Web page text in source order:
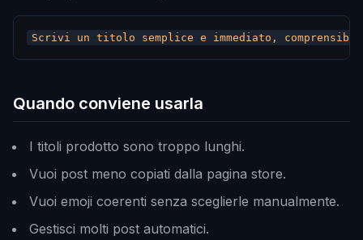
Quando conviene usarla
I titoli prodotto sono troppo lunghi.
Vuoi post meno copiati dalla pagina store.
Vuoi emoji coerenti senza sceglierle manualmente.
Gestisci molti post automatici.